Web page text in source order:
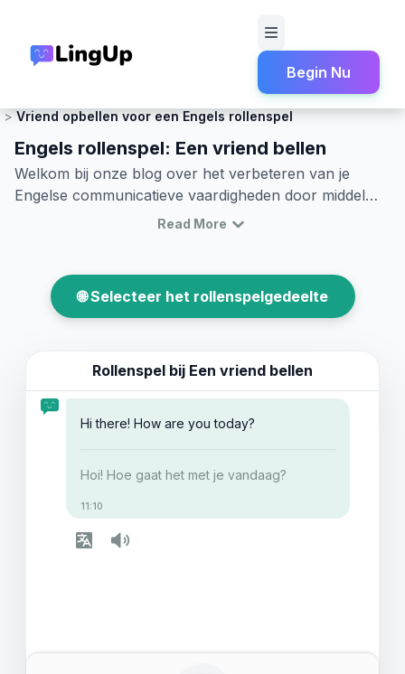
Begin Nu
Sociaal en Informeel Gesprek
Vriend opbellen voor een Engels rollenspel
Engels rollenspel: Een vriend bellen
Welkom bij onze blog over het verbeteren van je
Engelse communicatieve vaardigheden door middel
van rollenspellen. In deze sessie richten we ons op
rollenspel waarbij je een vriend belt, is een geweldige
manier om vertrouwd te raken met de taal, terwijl je
inzicht in het leren van Engelse gesprekken. Met deze
tips wordt het leren van Engels via rollenspel veel
makkelijker en leuker. Lees verder om te ontdekken
hoe je je Engelse telefoongesprekken kunt oefenen en
Read More
🌐 Selecteer het rollenspelgedeelte
Rollenspel bij Een vriend bellen
Hi there! How are you today?
Hoi! Hoe gaat het met je vandaag?
11:10